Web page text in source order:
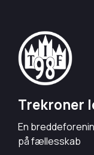
Trekroner
En
på fællesskab